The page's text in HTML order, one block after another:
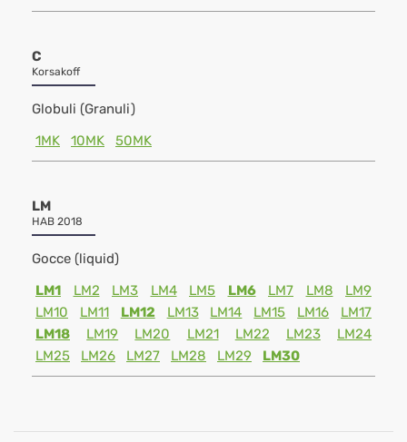
C
Korsakoff
Globuli (Granuli)
1MK
10MK 50MK
LM
HAB 2018
Gocce (liquid)
LM1
LM2 LM3 LM4 LM5 LM6 LM7 LM8
LM9
LM10
LM11 LM12 LM13 LM14 LM15 LM16
LM17
LM18
LM19 LM20 LM21 LM22 LM23
LM24
LM25
LM26 LM27 LM28 LM29 LM30